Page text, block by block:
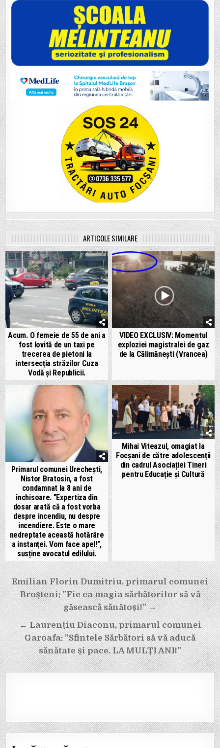
ARTICOLE SIMILARE
Acum. O femeie de 55 de ani a
fost lovită de un taxi pe
trecerea de pietoni la
intersecția străzilor Cuza
Vodă și Republicii.
VIDEO EXCLUSIV: Momentul
exploziei magistralei de gaz
de la Călimănești (Vrancea)
Primarul comunei Urechești,
Nistor Bratosin, a fost
condamnat la 8 ani de
închisoare. ”Expertiza din
dosar arată că a fost vorba
despre incendiu, nu despre
incendiere. Este o mare
nedreptate această hotărâre
a instanței. Vom face apel!”,
susține avocatul edilului.
Mihai Viteazul, omagiat la
Focșani de către adolescenții
din cadrul Asociației Tineri
pentru Educație și Cultură
Navigare
în
articole
Emilian Florin Dumitriu, primarul comunei
Broșteni: ”Fie ca magia sărbătorilor să vă
găsească sănătoși!” →
← Laurențiu Diaconu, primarul comunei
Garoafa: ”Sfintele Sărbători să vă aducă
sănătate și pace. LA MULȚI ANI!”